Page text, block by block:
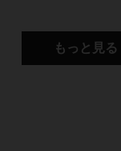
もっと見る